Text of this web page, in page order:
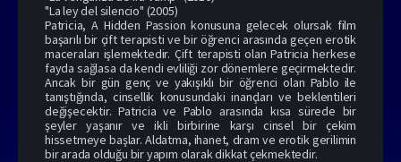
"La ley del silencio" (2005)
Patricia, A Hidden Passion konusuna gelecek olursak film
başarılı bir çift terapisti ve bir öğrenci arasında geçen erotik
maceraları işlemektedir. Çift terapisti olan Patricia herkese
fayda sağlasa da kendi evliliği zor dönemlere geçirmektedir.
Ancak bir gün genç ve yakışıklı bir öğrenci olan Pablo ile
tanıştığında, cinsellik konusundaki inançları ve beklentileri
değişecektir. Patricia ve Pablo arasında kısa sürede bir
şeyler yaşanır ve ikli birbirine karşı cinsel bir çekim
hissetmeye başlar. Aldatma, ihanet, dram ve erotik gerilimin
bir arada olduğu bir yapım olarak dikkat çekmektedir.